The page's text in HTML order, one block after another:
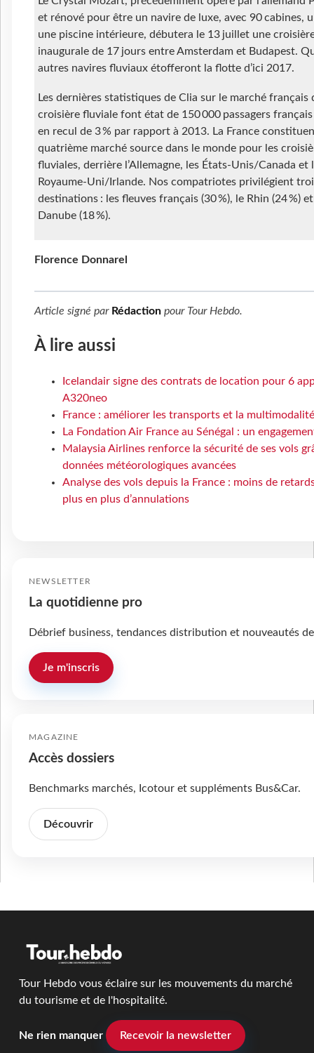
et rénové pour être un navire de luxe, avec 90 cabines,
une piscine intérieure, débutera le 13 juillet une
inaugurale de 17 jours entre Amsterdam et Budapest.
autres navires fluviaux étofferont la flotte d’ici 2017.
Les dernières statistiques de Clia sur le marché français
croisière fluviale font état de 150 000 passagers
en recul de 3 % par rapport à 2013. La France
quatrième marché source dans le monde pour les
fluviales, derrière l’Allemagne, les États-Unis/Canada et
Royaume-Uni/Irlande. Nos compatriotes privilégient
destinations : les fleuves français (30 %), le Rhin (24 %)
Danube (18 %).
Florence Donnarel
Article signé par Rédaction pour Tour Hebdo.
À lire aussi
Icelandair signe des contrats de location pour 6
A320neo
France : améliorer les transports et la multimodalité
La Fondation Air France au Sénégal : un
Malaysia Airlines renforce la sécurité de ses vols
données météorologiques avancées
Analyse des vols depuis la France : moins de
plus en plus d’annulations
NEWSLETTER
La quotidienne pro
Débrief business, tendances distribution et nouveautés
Je m'inscris
MAGAZINE
Accès dossiers
Benchmarks marchés, Icotour et suppléments Bus&Car.
Découvrir
Tour Hebdo vous éclaire sur les mouvements du marché
du tourisme et de l'hospitalité.
Ne rien manquer Recevoir la newsletter